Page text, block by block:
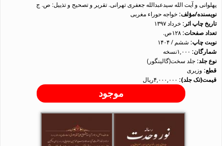
پهلوانی و آیت الله سیدعبدالله جعفری تهرانی. تقریر و تصحیح و تذییل: ص. ج
نویسنده/مؤلف: خواجه حوراء مغربی
تاریخ چاپ اثر: خرداد ۱۳۹۷
تعداد صفحات: ۱۲۸ص.
نوبت چاپ: ششم / ۱۴۰۴
شمارگان: ۱,۰۰۰نسخه
نوع جلد: جلد سخت(گالینگور)
قطع: وزیری
قیمت(تک جلد): ۴,۰۰۰,۰۰۰ریال
موجود